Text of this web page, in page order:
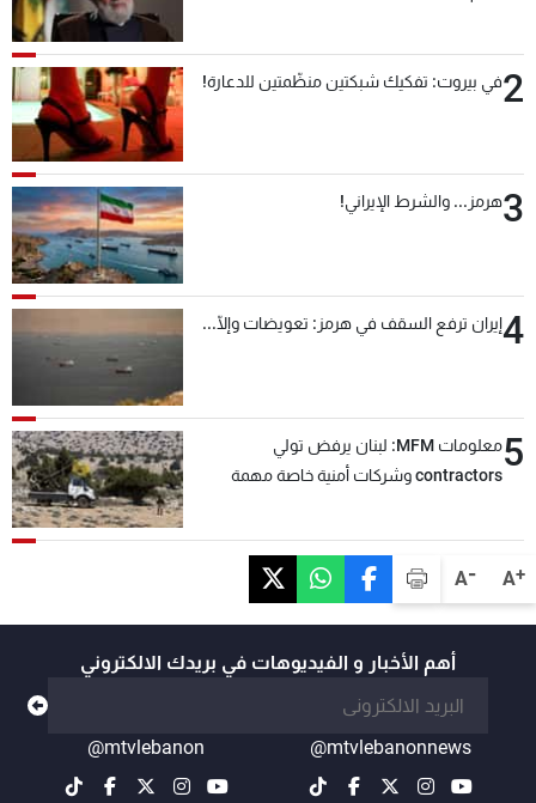
A+
A-
2في بيروت: تفكيك شبكتين منظّمتين للدعارة!
3هرمز... والشرط الإيراني!
4إيران ترفع السقف في هرمز: تعويضات وإلّا...
5
معلومات MFM: لبنان يرفض تولي
contractors وشركات أمنية خاصة مهمة
أهم الأخبار و الفيديوهات في بريدك الالكتروني
@mtvlebanonnews
@mtvlebanon